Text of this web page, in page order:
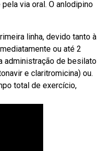
via oral. O anlodipino
linha, devido tanto à
ou até 2
administração de besilato
e claritromicina) ou.
total de exercício,